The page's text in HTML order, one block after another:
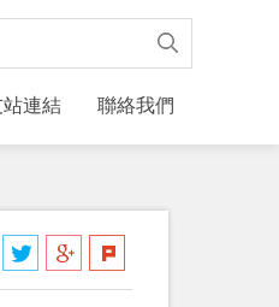
站連結 聯絡我們